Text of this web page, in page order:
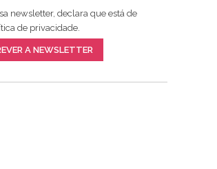
à bolsa, tem um tecido com um
muito justo. A expedição da
newsletter, declara que está de
de privacidade.
A NEWSLETTER